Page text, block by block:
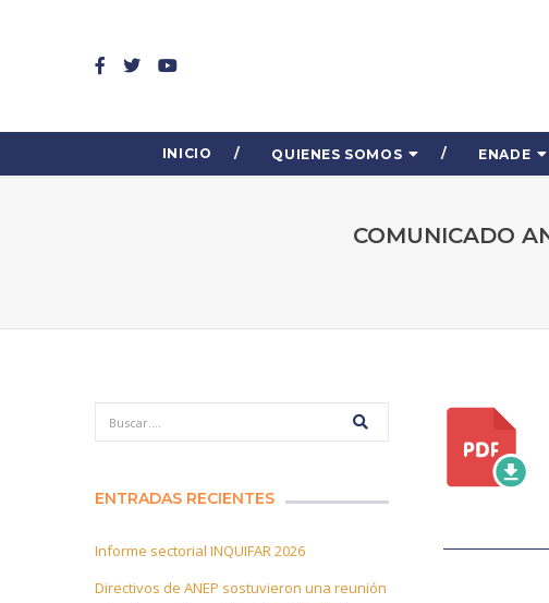
INICIO QUIENES SOMOS ENADE
COMUNICADO
ENTRADAS RECIENTES
Informe sectorial INQUIFAR 2026
Directivos de ANEP sostuvieron una reunión